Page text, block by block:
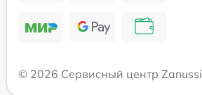
© 2026 Сервисный центр Zanussi